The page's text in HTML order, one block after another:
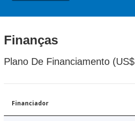
Finanças
Plano De Financiamento
Financiador